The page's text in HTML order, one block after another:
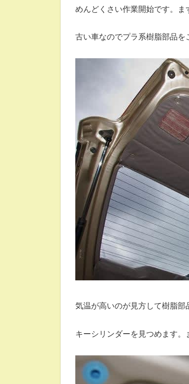
めんどくさい作業開始です。ま
古い車なのでプラ系樹脂部品を
気温が高いのが見方して樹脂部
キーシリンダーを見つめます。